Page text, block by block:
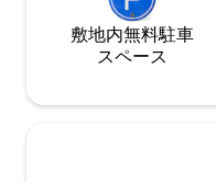
敷地内無料駐⁠車
ス⁠ペ⁠ー⁠ス